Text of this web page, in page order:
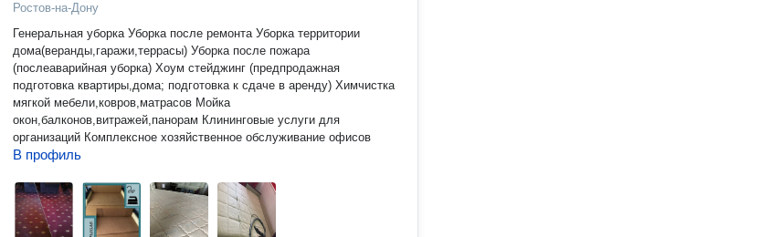
Ростов-на-Дону
Генеральная уборка Уборка после ремонта Уборка территории
дома(веранды,гаражи,террасы) Уборка после пожара
(послеаварийная уборка) Хоум стейджинг (предпродажная
подготовка квартиры,дома; подготовка к сдаче в аренду) Химчистка
мягкой мебели,ковров,матрасов Мойка
окон,балконов,витражей,панорам Клининговые услуги для
организаций Комплексное хозяйственное обслуживание офисов
В профиль